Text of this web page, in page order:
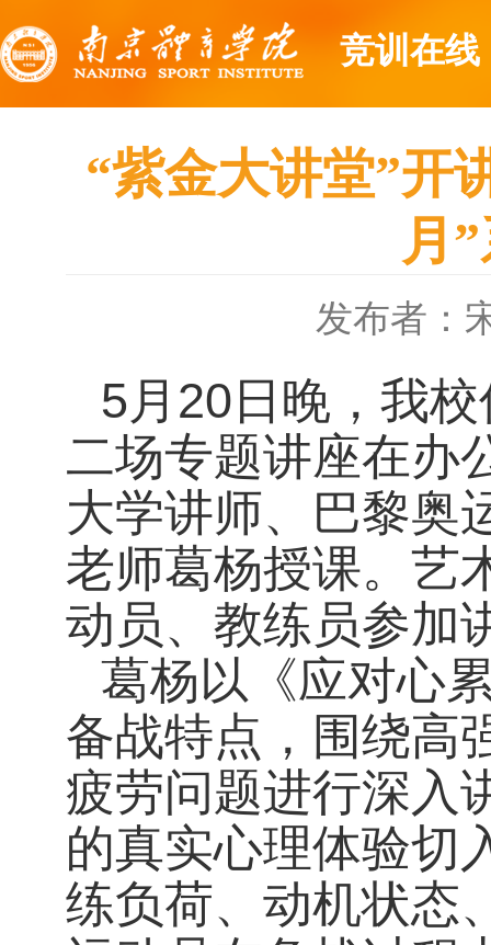
竞训在线
“紫金大讲堂”开
月
发布者：
5月20日晚，我
二场专题讲座在办
大学讲师、巴黎奥
老师葛杨授课。艺
动员、教练员参加
葛杨以《应对心
备战特点，围绕高
疲劳问题进行深入
的真实心理体验切
练负荷、动机状态